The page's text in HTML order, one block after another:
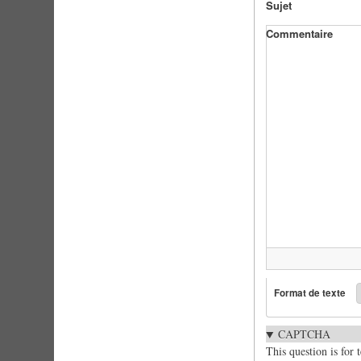
Sujet
Commentaire
Format de texte
CAPTCHA
This question is for